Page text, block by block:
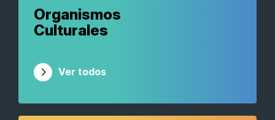
Organismos
Culturales
Ver todos